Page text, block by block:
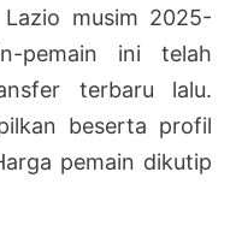
musim 2025-
pemain ini telah
terbaru lalu.
beserta profil
pemain dikutip